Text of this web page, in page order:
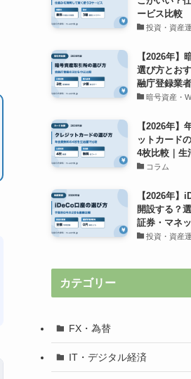
ービス比較
投資・資産
【2026年】
選び方とお
融庁登録業
暗号資産・
【2026年】
ットカード
4枚比較｜生
コラム
【2026年】
開設する？
証券・マネ
投資・資産
カテゴリー
FX・為替
IT・デジタル経済